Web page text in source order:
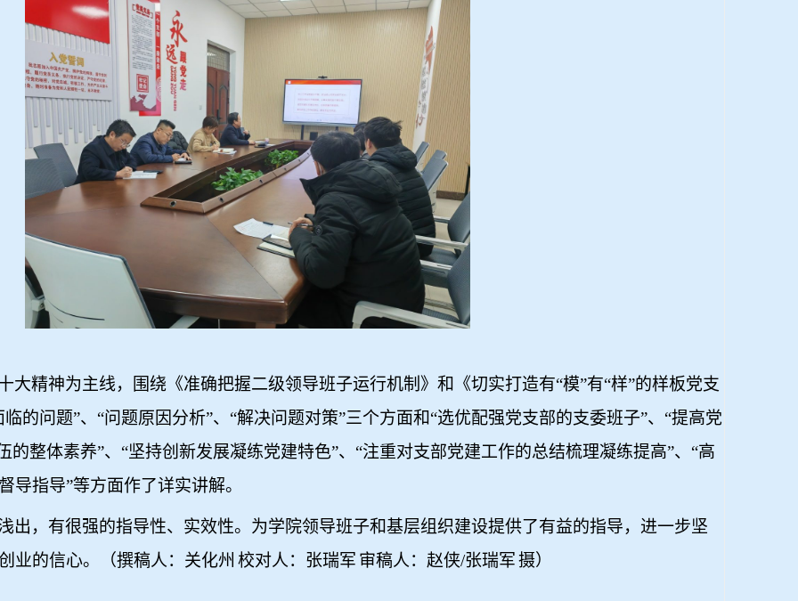
大精神为主线，围绕《准确把握二级领导班子运行机制》和《切实打造有“模”有“样”的样板党支
的问题”、“问题原因分析”、“解决问题对策”三个方面和“选优配强党支部的支委班子”、“提高党
的整体素养”、“坚持创新发展凝练党建特色”、“注重对支部党建工作的总结梳理凝练提高”、“高
导指导”等方面作了详实讲解。
出，有很强的指导性、实效性。为学院领导班子和基层组织建设提供了有益的指导，进一步坚
业的信心。（撰稿人：关化州 校对人：张瑞军 审稿人：赵侠/张瑞军摄）